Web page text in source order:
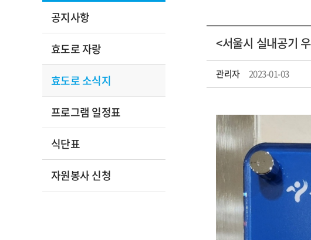
공지사항
효도로 자랑
효도로 소식지
프로그램 일정표
식단표
자원봉사 신청
<서울시 실내공기
관리자 2023-01-03